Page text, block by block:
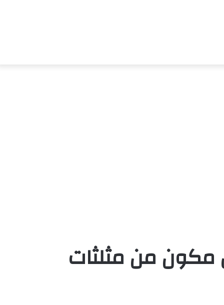
من مثلثات